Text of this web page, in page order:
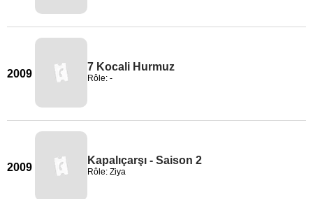
2009
7 Kocali Hurmuz
Rôle: -
2009
Kapalıçarşı - Saison 2
Rôle: Ziya